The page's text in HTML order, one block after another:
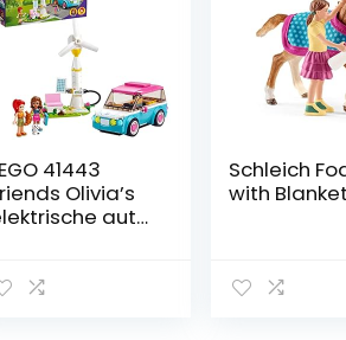
41443
Olivia’s
auto
Schleich
with Blanket